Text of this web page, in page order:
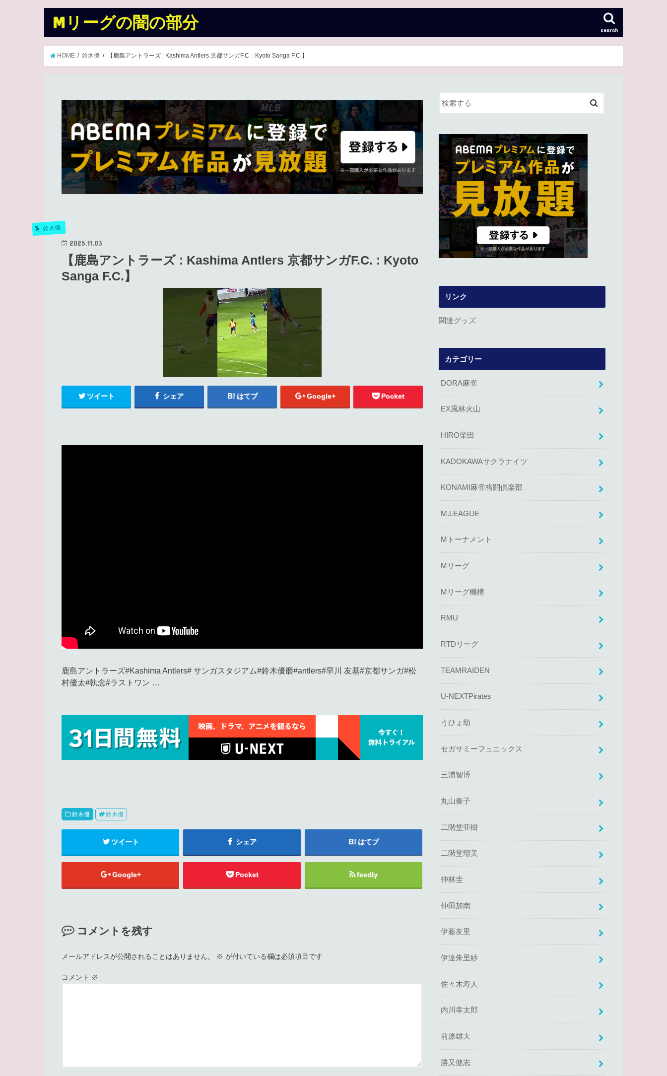
Mリーグの闇の部分 search
HOME 鈴木優 【鹿島アントラーズ : Kashima Antlers 京都サンガF.C. : Kyoto Sanga F.C.】
鈴木優
2025.11.03
【鹿島アントラーズ : Kashima Antlers 京都サンガF.C. : Kyoto
Sanga F.C.】
ツイート シェア はてブ Google+ Pocket
鹿島アントラーズ#Kashima Antlers# サンガスタジアム#鈴木優磨#antlers#早川 友基#京都サンガ#松
村優太#執念#ラストワン …
鈴木優 鈴木優
ツイート シェア はてブ
Google+ Pocket feedly
コメントを残す
メールアドレスが公開されることはありません。 ※ が付いている欄は必須項目です
コメント ※
リンク
関連グッズ
カテゴリー
DORA麻雀
EX風林火山
HIRO柴田
KADOKAWAサクラナイツ
KONAMI麻雀格闘倶楽部
M.LEAGUE
Mトーナメント
Mリーグ
Mリーグ機構
RMU
RTDリーグ
TEAMRAIDEN
U-NEXTPirates
うひょ助
セガサミーフェニックス
三浦智博
丸山奏子
二階堂亜樹
二階堂瑠美
仲林圭
仲田加南
伊藤友里
伊達朱里紗
佐々木寿人
内川幸太郎
前原雄大
勝又健志